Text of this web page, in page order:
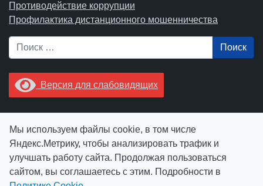
Противодействие коррупции
Профилактика дистанционного мошенничества
Поиск
Версия для слабовидящих
Ctrl+Enter.
Мы используем файлы cookie, в том числе
Яндекс.Метрику, чтобы анализировать трафик и
улучшать работу сайта. Продолжая пользоваться
сайтом, вы соглашаетесь с этим. Подробности в